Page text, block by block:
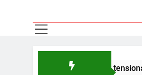
represas y tensiona con EE.UU.